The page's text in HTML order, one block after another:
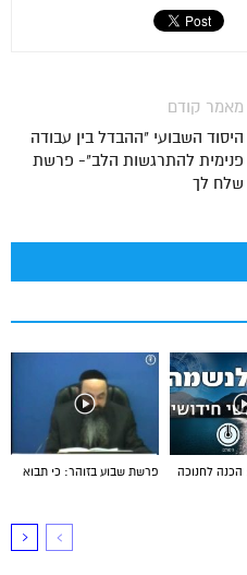
מאמר קודם
היסוד השבועי "ההבדל בין עבודה
פנימית להתרגשות הלב"- פרשת
שלח לך
פרשת שבוע בזוהר: כי תבוא לחנוכה